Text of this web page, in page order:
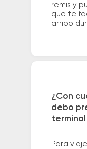
remis y
que te
arribo
¿Con
debo
terminal
Para